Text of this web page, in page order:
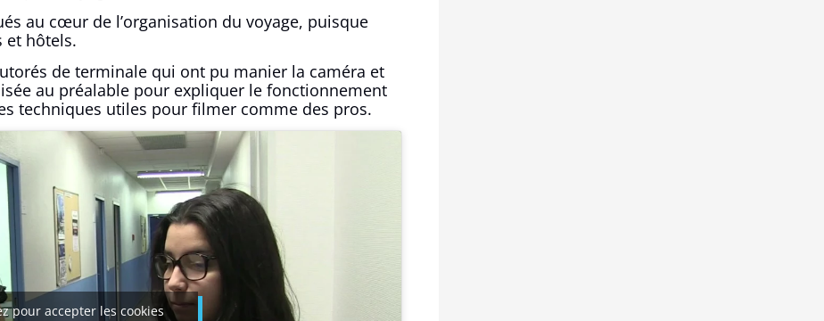
au cœur de l’organisation du voyage, puisque
et hôtels.
de terminale qui ont pu manier la caméra et
au préalable pour expliquer le fonctionnement
techniques utiles pour filmer comme des pros.
pour accepter les cookies